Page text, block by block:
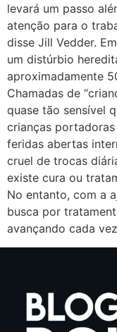
levará um passo
atenção para o
disse Jill Vedder.
um distúrbio
aproximadamente
Chamadas de
quase tão sensível
crianças
feridas abertas
cruel de trocas
existe cura ou
No entanto, com a
busca por
avançando cada